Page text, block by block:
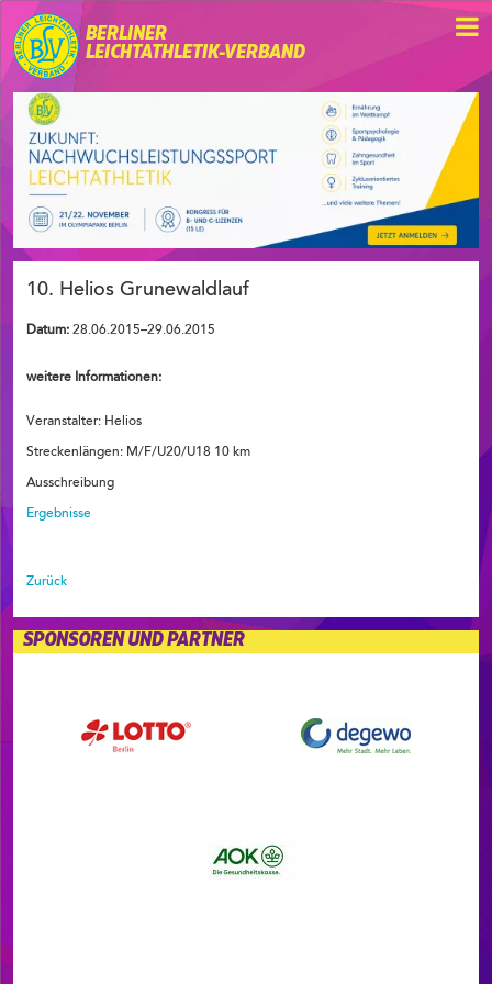
BERLINER
LEICHTATHLETIK-VERBAND
10. Helios Grunewaldlauf
Datum: 28.06.2015–29.06.2015
weitere Informationen:
Veranstalter: Helios
Streckenlängen: M/F/U20/U18 10 km
Ausschreibung
Ergebnisse
Zurück
SPONSOREN UND PARTNER